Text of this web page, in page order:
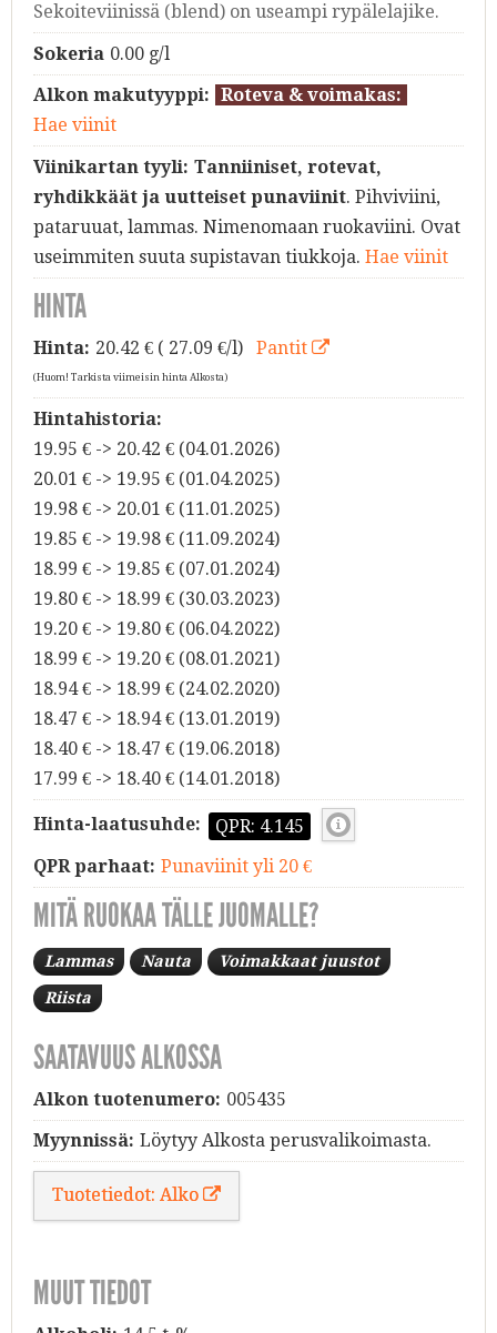
Sekoiteviinissä (blend) on useampi rypälelajike.
Sokeria 0.00 g/l
Alkon makutyyppi: Roteva & voimakas:
Hae viinit
Viinikartan tyyli: Tanniiniset, rotevat,
ryhdikkäät ja uutteiset punaviinit. Pihviviini,
pataruuat, lammas. Nimenomaan ruokaviini. Ovat
useimmiten suuta supistavan tiukkoja. Hae viinit
HINTA
Hinta: 20.42 € ( 27.09 €/l) Pantit
(Huom! Tarkista viimeisin hinta Alkosta)
Hintahistoria:
19.95 € -> 20.42 € (04.01.2026)
20.01 € -> 19.95 € (01.04.2025)
19.98 € -> 20.01 € (11.01.2025)
19.85 € -> 19.98 € (11.09.2024)
18.99 € -> 19.85 € (07.01.2024)
19.80 € -> 18.99 € (30.03.2023)
19.20 € -> 19.80 € (06.04.2022)
18.99 € -> 19.20 € (08.01.2021)
18.94 € -> 18.99 € (24.02.2020)
18.47 € -> 18.94 € (13.01.2019)
18.40 € -> 18.47 € (19.06.2018)
17.99 € -> 18.40 € (14.01.2018)
Hinta-laatusuhde:
QPR: 4.145
QPR parhaat: Punaviinit yli 20 €
MITÄ RUOKAA TÄLLE JUOMALLE?
Lammas Nauta Voimakkaat juustot
Riista
SAATAVUUS ALKOSSA
Alkon tuotenumero: 005435
Myynnissä: Löytyy Alkosta perusvalikoimasta.
Tuotetiedot: Alko
MUUT TIEDOT